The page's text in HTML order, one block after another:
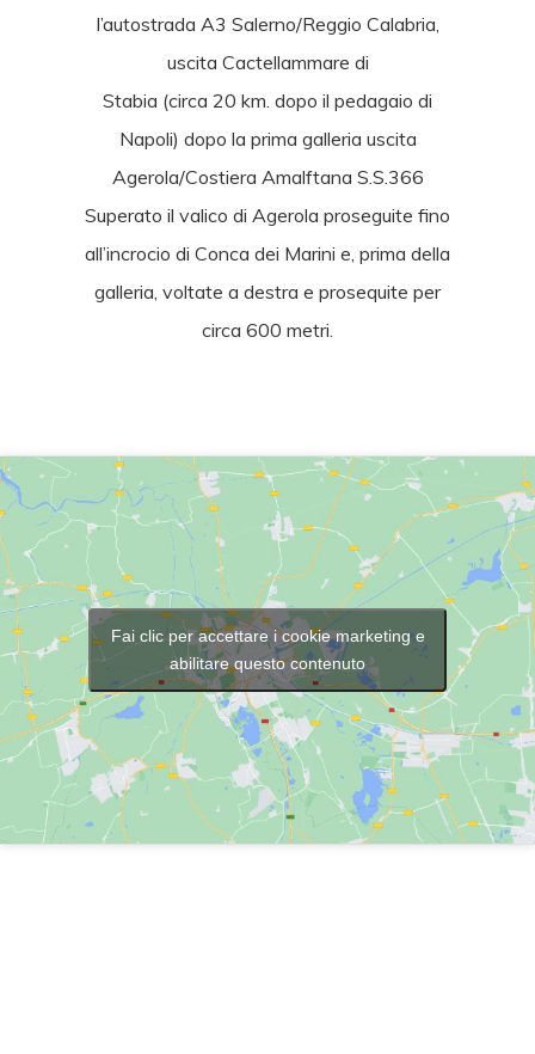
l’autostrada A3 Salerno/Reggio Calabria,
uscita Cactellammare di
Stabia (circa 20 km. dopo il pedagaio di
Napoli) dopo la prima galleria uscita
Agerola/Costiera Amalftana S.S.366
Superato il valico di Agerola proseguite fino
all’incrocio di Conca dei Marini e, prima della
galleria, voltate a destra e prosequite per
circa 600 metri.
Fai clic per accettare i cookie marketing e
abilitare questo contenuto